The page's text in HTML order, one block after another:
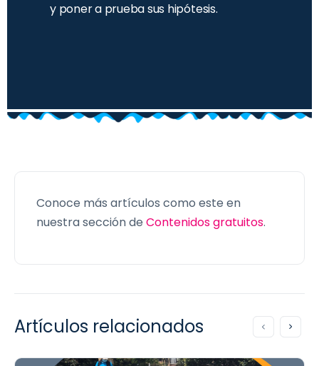
y poner a prueba sus hipótesis.
Conoce más artículos como este en
nuestra sección de Contenidos gratuitos.
Artículos relacionados